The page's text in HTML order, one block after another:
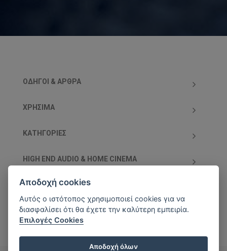
ΟΔΗΓΟΊ & ΆΡΘΡΑ
ΧΡΗΣΙΜΑ
ΚΑΤΗΓΟΡΊΕΣ
HIGH END AUDIO & HOME CINEMA
ΥΠΟΣΤΗΡΙΖΌΜΕΝΕΣ ΧΡΕΩΣΤΙΚΈΣ/ΠΙΣΤΩΤΙΚΈΣ
ΚΆΡΤΕΣ
Αποδοχή cookies
Αυτός ο ιστότοπος χρησιμοποιεί cookies για να
διασφαλίσει ότι θα έχετε την καλύτερη εμπειρία.
Επιλογές Cookies
Αποδοχή όλων